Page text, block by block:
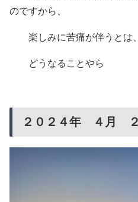
のですから、
楽しみに苦痛が伴うとは、
どうなることやら
２０２４年 ４月 ２